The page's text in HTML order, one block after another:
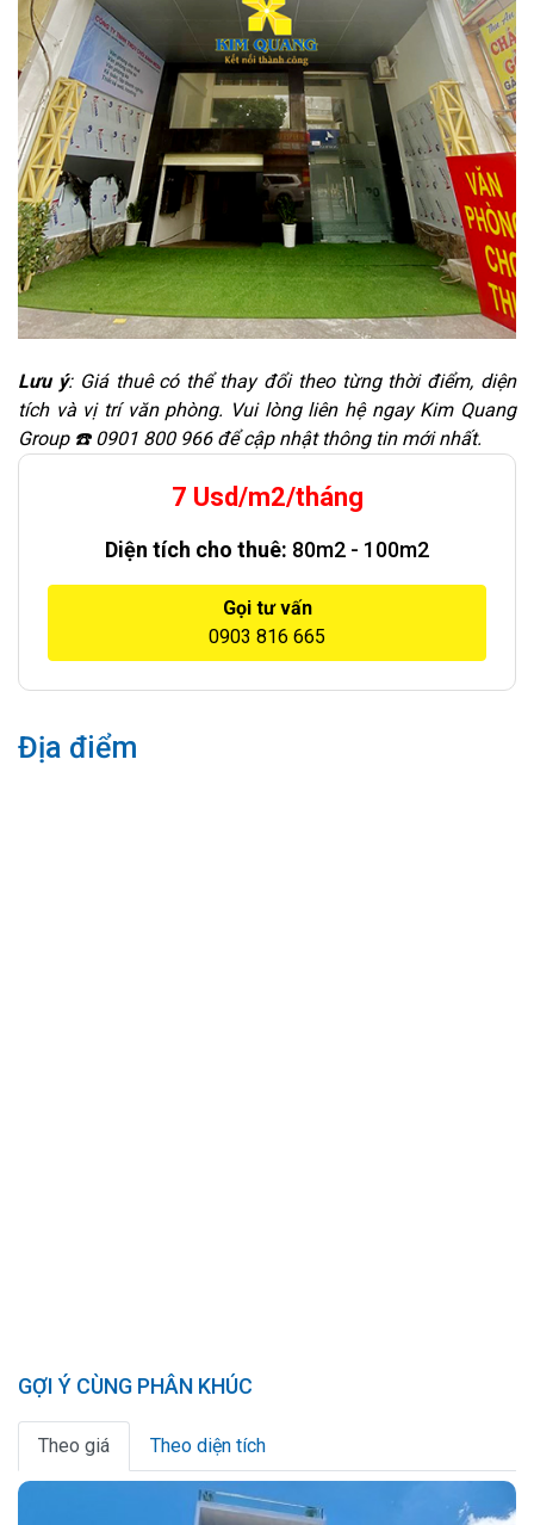
Lưu ý: Giá thuê có thể thay đổi theo từng thời điểm, diện
tích và vị trí văn phòng. Vui lòng liên hệ ngay Kim Quang
Group ☎️ 0901 800 966 để cập nhật thông tin mới nhất.
7 Usd/m2/tháng
Diện tích cho thuê: 80m2 - 100m2
Gọi tư vấn
0903 816 665
Địa điểm
GỢI Ý CÙNG PHÂN KHÚC
Theo giá Theo diện tích